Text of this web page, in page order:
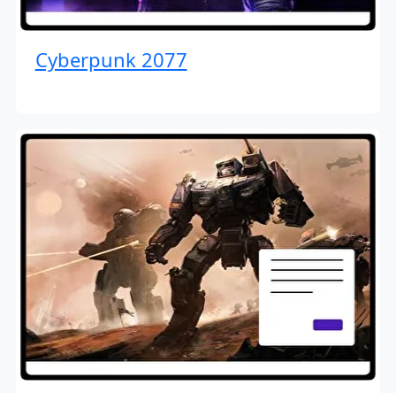
Cyberpunk 2077